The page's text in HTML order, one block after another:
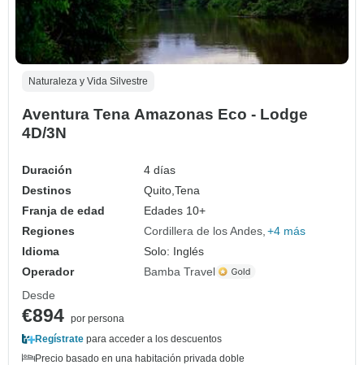
Naturaleza y Vida Silvestre
Aventura Tena Amazonas Eco - Lodge
4D/3N
Duración
4 días
Destinos
Quito,Tena
Franja de edad
Edades 10+
Regiones
Cordillera de los Andes +4 más
Idioma
Solo: Inglés
Operador
Bamba Travel
Desde
€894 por persona
Regístrate para acceder a los descuentos
Precio basado en una habitación privada doble